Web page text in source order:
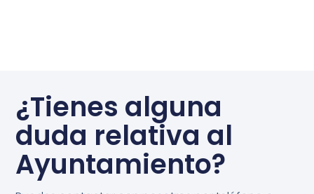
¿Tienes alguna
duda relativa al
Ayuntamiento?